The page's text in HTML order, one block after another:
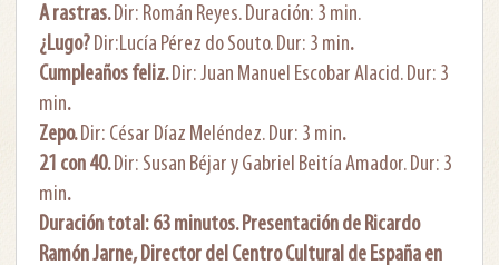
A rastras.Dir: Román Reyes. Duración: 3 min.
¿Lugo? Dir:Lucía Pérez do Souto. Dur: 3 min.
Cumpleaños feliz.Dir: Juan Manuel Escobar Alacid. Dur: 3
min.
Zepo.Dir: César Díaz Meléndez. Dur: 3 min.
21 con 40.Dir: Susan Béjar y Gabriel Beitía Amador. Dur: 3
min.
Duración total: 63 minutos. Presentación de Ricardo
Ramón Jarne, Director del Centro Cultural de España en